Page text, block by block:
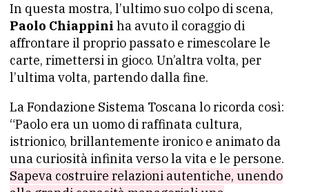
In questa mostra, l’ultimo suo colpo di scena,
Paolo Chiappini ha avuto il coraggio di
affrontare il proprio passato e rimescolare le
carte, rimettersi in gioco. Un’altra volta, per
l’ultima volta, partendo dalla fine.
La Fondazione Sistema Toscana lo ricorda così:
“Paolo era un uomo di raffinata cultura,
istrionico, brillantemente ironico e animato da
una curiosità infinita verso la vita e le persone.
Sapeva costruire relazioni autentiche, unendo